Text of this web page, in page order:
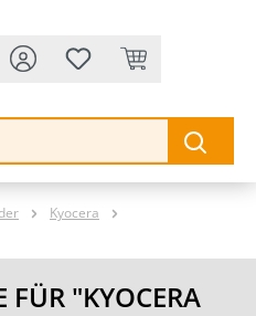
Kyocera
FÜR "KYOCERA